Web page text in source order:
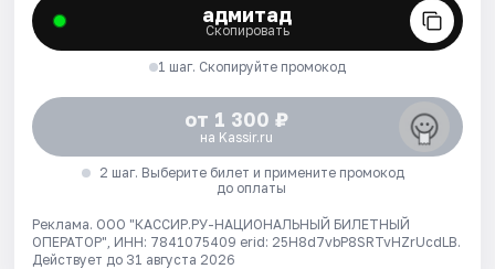
адмитад
Скопировать
1 шаг. Скопируйте промокод
от 1 300 ₽
на Kassir.ru
2 шаг. Выберите билет и примените промокод
до оплаты
Реклама. ООО "КАССИР.РУ-НАЦИОНАЛЬНЫЙ БИЛЕТНЫЙ
ОПЕРАТОР", ИНН: 7841075409 erid: 25H8d7vbP8SRTvHZrUcdLB.
Действует до 31 августа 2026